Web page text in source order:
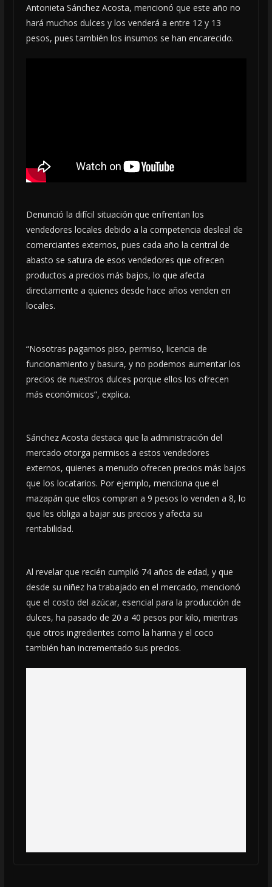
Antonieta Sánchez Acosta, mencionó que este año no
hará muchos dulces y los venderá a entre 12 y 13
pesos, pues también los insumos se han encarecido.
Denunció la difícil situación que enfrentan los
vendedores locales debido a la competencia desleal de
comerciantes externos, pues cada año la central de
abasto se satura de esos vendedores que ofrecen
productos a precios más bajos, lo que afecta
directamente a quienes desde hace años venden en
locales.
“Nosotras pagamos piso, permiso, licencia de
funcionamiento y basura, y no podemos aumentar los
precios de nuestros dulces porque ellos los ofrecen
más económicos”, explica.
Sánchez Acosta destaca que la administración del
mercado otorga permisos a estos vendedores
externos, quienes a menudo ofrecen precios más bajos
que los locatarios. Por ejemplo, menciona que el
mazapán que ellos compran a 9 pesos lo venden a 8, lo
que les obliga a bajar sus precios y afecta su
rentabilidad.
Al revelar que recién cumplió 74 años de edad, y que
desde su niñez ha trabajado en el mercado, mencionó
que el costo del azúcar, esencial para la producción de
dulces, ha pasado de 20 a 40 pesos por kilo, mientras
que otros ingredientes como la harina y el coco
también han incrementado sus precios.